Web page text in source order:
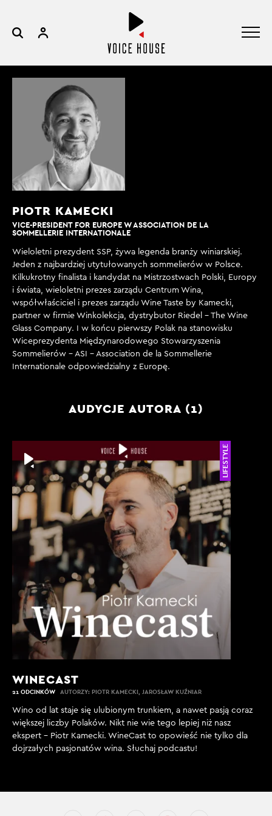
PIOTR KAMECKI
VICE-PRESIDENT FOR EUROPE W ASSOCIATION DE LA
SOMMELLERIE INTERNATIONALE
Wieloletni prezydent SSP, żywa legenda branży winiarskiej.
Jeden z najbardziej utytułowanych sommelierów w Polsce.
Kilkukrotny finalista i kandydat na Mistrzostwach Polski, Europy
i świata, wieloletni prezes zarządu Centrum Wina,
współwłaściciel i prezes zarządu Wine Taste by Kamecki,
partner w firmie Winkolekcja, dystrybutor Riedel – The Wine
Glass Company. I w końcu pierwszy Polak na stanowisku
Wiceprezydenta Międzynarodowego Stowarzyszenia
Sommelierów – ASI – Association de la Sommellerie
Internationale odpowiedzialny z Europę.
AUDYCJE AUTORA (1)
LIFESTYLE
WINECAST
21 ODCINKÓW AUTORZY: PIOTR KAMECKI, JAROSŁAW KUŹNIAR
Wino od lat staje się ulubionym trunkiem, a nawet pasją coraz
większej liczby Polaków. Nikt nie wie tego lepiej niż nasz
ekspert – Piotr Kamecki. WineCast to opowieść nie tylko dla
dojrzałych pasjonatów wina. Słuchaj podcastu!